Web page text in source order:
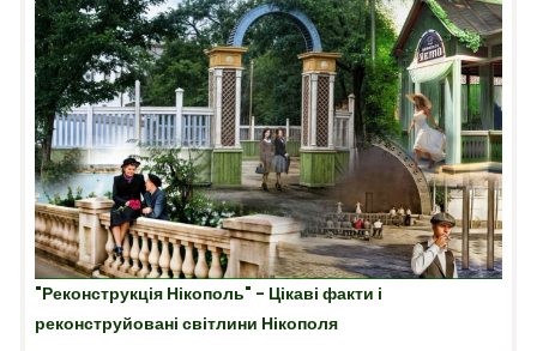
"Реконструкція Нікополь" - Цікаві факти і
реконструйовані світлини Нікополя